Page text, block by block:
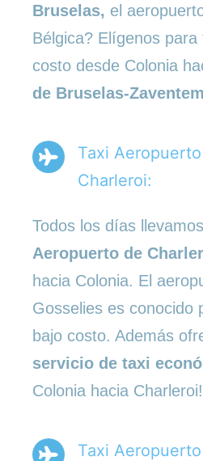
Bruselas, el
Bélgica? Elígenos
costo desde Colonia
de Bruselas-Zaventem
Taxi
Charleroi:
Todos los días
Aeropuerto de
hacia Colonia. El
Gosselies es conocido
bajo costo. Además
servicio de taxi
Colonia hacia Charleroi!
Taxi